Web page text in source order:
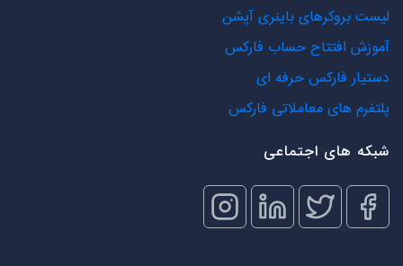
لیست بروکرهای باینری آپشن
آموزش افتتاح حساب فارکس
دستیار فارکس حرفه ای
پلتفرم های معاملاتی فارکس
شبکه های اجتماعی